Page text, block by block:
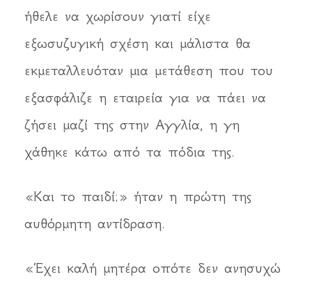
ήθελε να χωρίσουν γιατί είχε
εξωσυζυγική σχέση και μάλιστα θα
εκμεταλλευόταν μια μετάθεση που του
εξασφάλιζε η εταιρεία για να πάει να
ζήσει μαζί της στην Αγγλία, η γη
χάθηκε κάτω από τα πόδια της.
«Και το παιδί;» ήταν η πρώτη της
αυθόρμητη αντίδραση.
«Έχει καλή μητέρα οπότε δεν ανησυχώ